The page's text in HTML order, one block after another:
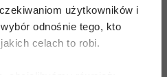
użytkowników i
odnośnie tego, kto
celach to robi.